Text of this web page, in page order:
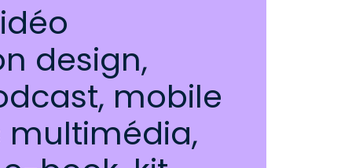
design,
mobile
multimédia,